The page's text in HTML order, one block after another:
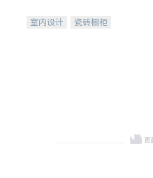
室内设计
瓷砖橱柜